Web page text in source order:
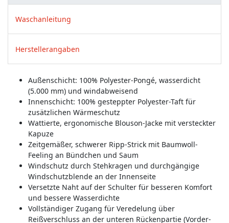
Waschanleitung
Herstellerangaben
Außenschicht: 100% Polyester-Pongé, wasserdicht
(5.000 mm) und windabweisend
Innenschicht: 100% gesteppter Polyester-Taft für
zusätzlichen Wärmeschutz
Wattierte, ergonomische Blouson-Jacke mit versteckter
Kapuze
Zeitgemäßer, schwerer Ripp-Strick mit Baumwoll-
Feeling an Bündchen und Saum
Windschutz durch Stehkragen und durchgängige
Windschutzblende an der Innenseite
Versetzte Naht auf der Schulter für besseren Komfort
und bessere Wasserdichte
Vollständiger Zugang für Veredelung über
Reißverschluss an der unteren Rückenpartie (Vorder-